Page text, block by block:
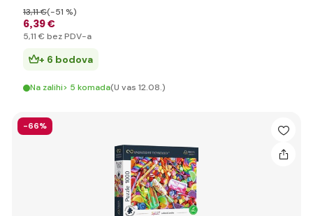
6,39 €
13,11 €(-51 %)
5,11 € bez PDV-a
+ 6 bodova
Na zalihi> 5 komada(U vas 12.08.)
-66%